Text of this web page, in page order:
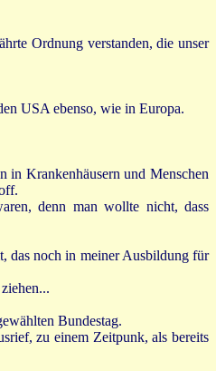
Ordnung verstanden, die unser
USA ebenso, wie in Europa.
in Krankenhäusern und Menschen
denn man wollte nicht, dass
das noch in meiner Ausbildung für
Bundestag.
zu einem Zeitpunk, als bereits